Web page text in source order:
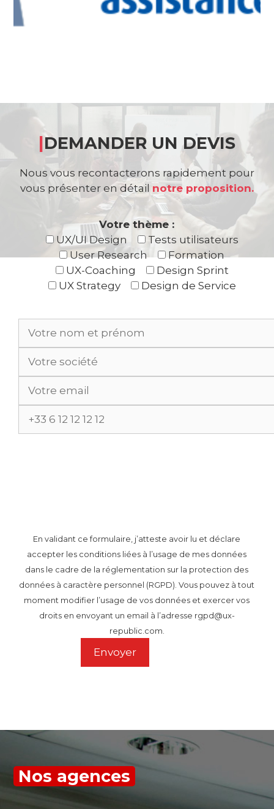
DEMANDER UN DEVIS
Nous vous recontacterons rapidement pour
vous présenter en détail notre proposition.
Votre thème :
UX/UI Design
Tests utilisateurs
User Research
Formation
UX-Coaching
Design Sprint
UX Strategy
Design de Service
En validant ce formulaire, j’atteste avoir lu et déclare
accepter les conditions liées à l’usage de mes données
dans le cadre de la réglementation sur la protection des
données à caractère personnel (RGPD). Vous pouvez à tout
moment modifier l’usage de vos données et exercer vos
droits en envoyant un email à l’adresse rgpd@ux-
republic.com.
Nos agences